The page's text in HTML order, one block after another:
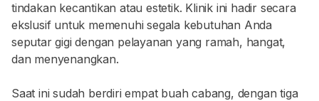
tindakan kecantikan atau estetik. Klinik ini hadir secara
ekslusif untuk memenuhi segala kebutuhan Anda
seputar gigi dengan pelayanan yang ramah, hangat,
dan menyenangkan.
Saat ini sudah berdiri empat buah cabang, dengan tiga